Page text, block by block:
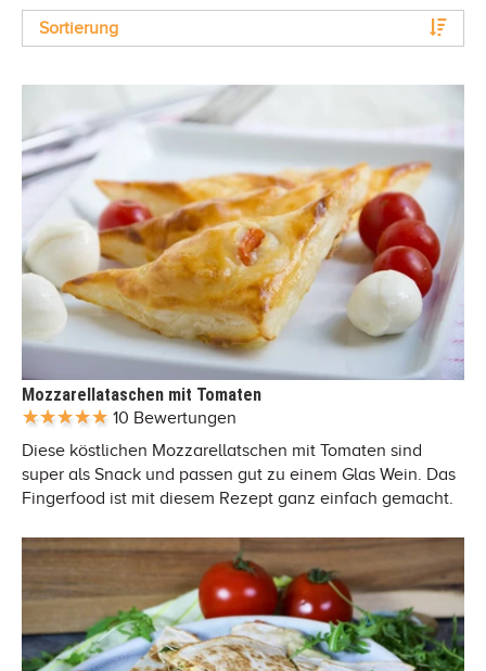
Sortierung
Mozzarellataschen mit Tomaten
10 Bewertungen
Diese köstlichen Mozzarellatschen mit Tomaten sind
super als Snack und passen gut zu einem Glas Wein. Das
Fingerfood ist mit diesem Rezept ganz einfach gemacht.